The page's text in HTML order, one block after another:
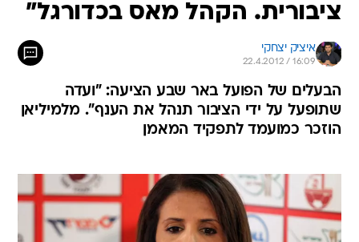
ציבורית. הקהל מאס בכדורגל"
איציק יצחקי
22.4.2012 / 16:09
הבעלים של הפועל באר שבע הציעה: "ועדה
שתופעל על ידי הציבור תנהל את הענף". מלמיליאן
הוזכר כמועמד לתפקיד המאמן